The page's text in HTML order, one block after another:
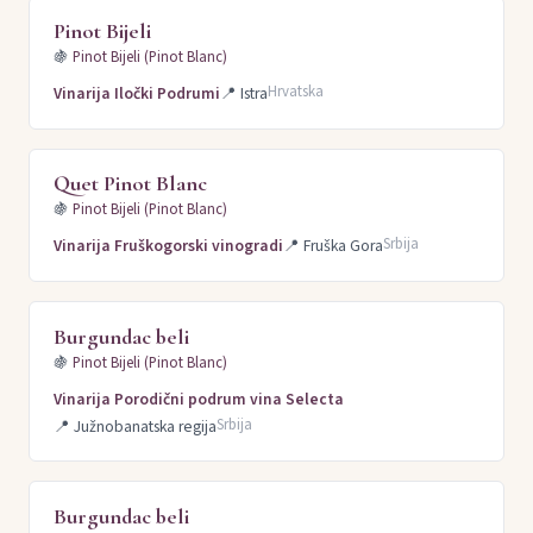
Pinot Bijeli
🍇 Pinot Bijeli (Pinot Blanc)
Vinarija Iločki Podrumi📍 IstraHrvatska
Quet Pinot Blanc
🍇 Pinot Bijeli (Pinot Blanc)
Vinarija Fruškogorski vinogradi📍 Fruška GoraSrbija
Burgundac beli
🍇 Pinot Bijeli (Pinot Blanc)
Vinarija Porodični podrum vina Selecta
📍 Južnobanatska regijaSrbija
Burgundac beli